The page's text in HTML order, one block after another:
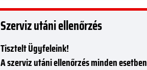
Szerviz utáni ellenőrzés
Tisztelt Ügyfeleink!
A szerviz utáni ellenőrzés minden esetben